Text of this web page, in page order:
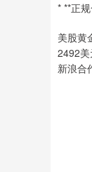
* **正
美股黄
2492美
新浪合